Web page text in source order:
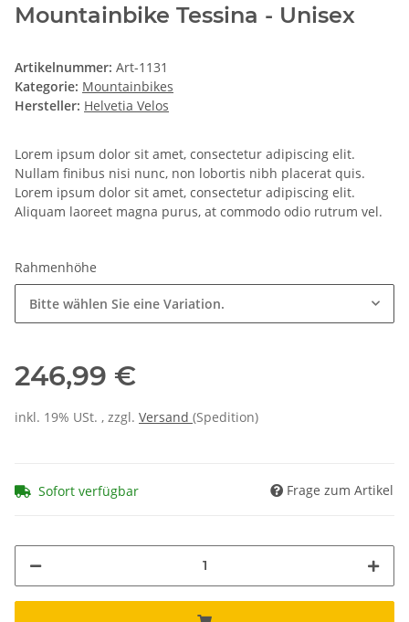
Mountainbike Tessina - Unisex
Artikelnummer: Art-1131
Kategorie: Mountainbikes
Hersteller: Helvetia Velos
Lorem ipsum dolor sit amet, consectetur adipiscing elit.
Nullam finibus nisi nunc, non lobortis nibh placerat quis.
Lorem ipsum dolor sit amet, consectetur adipiscing elit.
Aliquam laoreet magna purus, at commodo odio rutrum vel.
Rahmenhöhe
Bitte wählen Sie eine Variation.
246,99 €
inkl. 19% USt. , zzgl. Versand (Spedition)
Sofort verfügbar Frage zum Artikel